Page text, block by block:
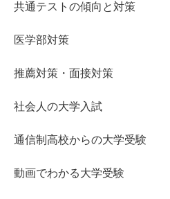
共通テストの傾向と対策
医学部対策
推薦対策・面接対策
社会人の大学入試
通信制高校からの大学受験
動画でわかる大学受験